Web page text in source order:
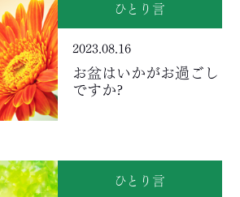
ひとり言
2023.08.16
お盆はいかがお過ごし
ですか?
ひとり言